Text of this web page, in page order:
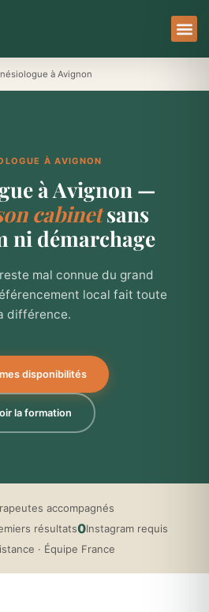
à Avignon
À AVIGNON
à Avignon —
cabinetsans
ni démarchage
mal connue du grand
local fait toute
différence.
disponibilités
la formation
accompagnés
résultats0Instagram requis
· Équipe France